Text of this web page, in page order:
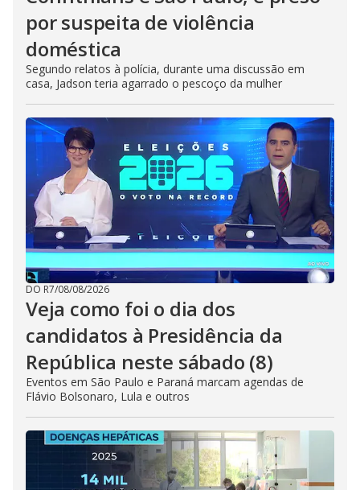
por suspeita de violência
doméstica
Segundo relatos à polícia, durante uma discussão em
casa, Jadson teria agarrado o pescoço da mulher
DO R7/08/08/2026
Veja como foi o dia dos
candidatos à Presidência da
República neste sábado (8)
Eventos em São Paulo e Paraná marcam agendas de
Flávio Bolsonaro, Lula e outros